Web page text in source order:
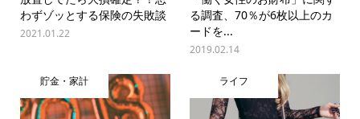
わずゾッとする保険の失敗談
2021.01.22
る調査、70％が6枚以上のカ
ードを...
2019.02.14
貯金・家計 ライフ